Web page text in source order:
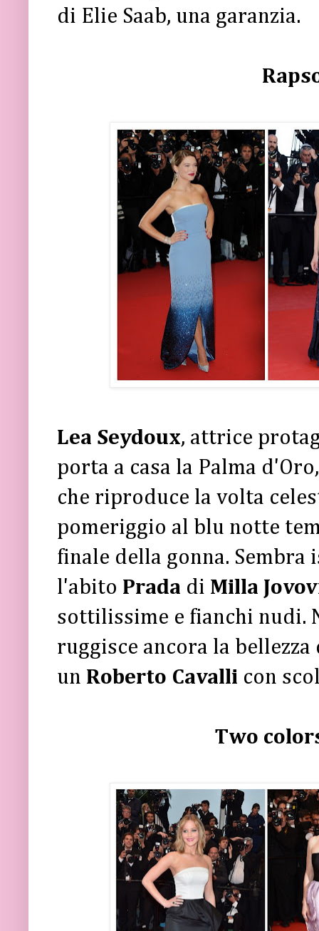
di Elie Saab, una garanzia.
Lea Seydoux, attrice
porta a casa la Palma
che riproduce la volta
pomeriggio al blu notte
finale della gonna.
l'abito Prada di Milla
sottilissime e fianchi nudi.
ruggisce ancora la
un Roberto Cavalli con
Two